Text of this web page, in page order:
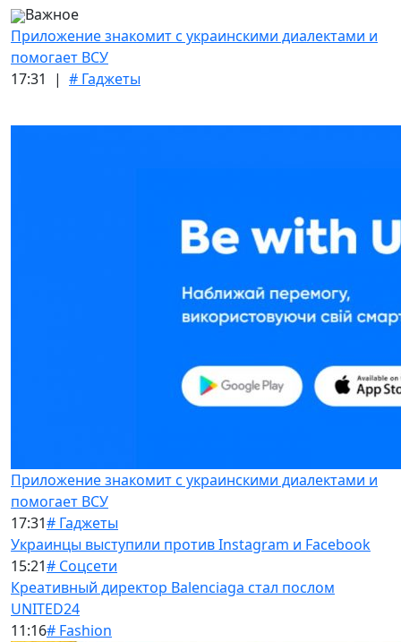
Важное
Приложение знакомит с украинскими диалектами и
помогает ВСУ
17:31 | # Гаджеты
Приложение знакомит с украинскими диалектами и
помогает ВСУ
17:31# Гаджеты
Украинцы выступили против Instagram и Facebook
15:21# Соцсети
Креативный директор Balenciaga стал послом
UNITED24
11:16# Fashion